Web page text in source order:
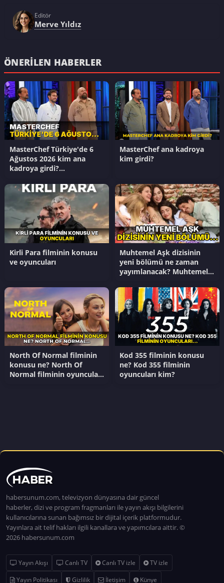
Editör
Merve Yıldız
ÖNERILEN HABERLER
MasterChef Türkiye'de 6
Ağustos 2026 kim ana
kadroya girdi?
kazandı?
MasterChef ana kadroya
kim girdi?
Kirli Para filminin konusu
ve oyuncuları
Muhtemel Aşk dizisinin
yeni bölümü ne zaman
yayımlanacak? Muhtemel
bölümünde ne oldu?
North Of Normal filminin
konusu ne? North Of
Normal filminin oyuncuları
Kod 355 filminin konusu
ne? Kod 355 filminin
oyuncuları kim?
habersunum.com, televizyon dünyasına dair güncel
haberler, dizi ve program fragmanları ile yayın akışı bilgilerini
kullanıcılarına sunan bağımsız bir dijital içerik platformudur.
Yayınlara ait telif hakları ilgili kanallara ve yapımcılara aittir. ©
2026 habersunum.com
Yayın Akışı Canlı TV Canlı TV izle
TV izle
Yayın Politikası
Gizlilik İletişim Künye